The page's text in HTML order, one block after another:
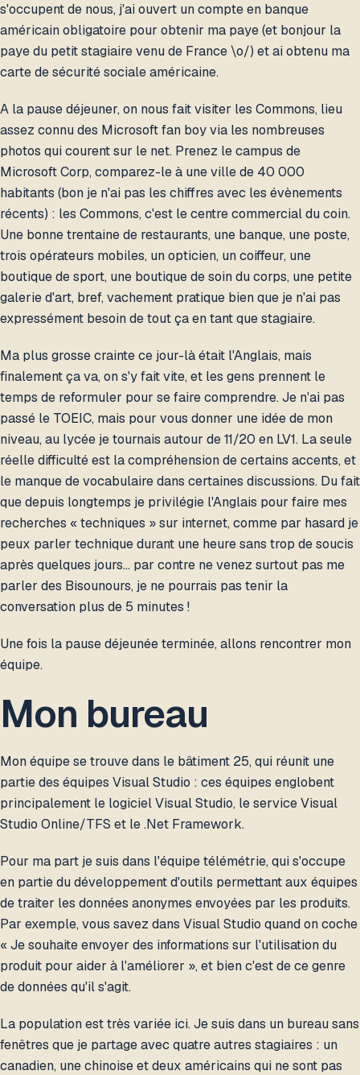
s'occupent de nous, j'ai ouvert un compte en banque
américain obligatoire pour obtenir ma paye (et bonjour la
paye du petit stagiaire venu de France \o/) et ai obtenu ma
carte de sécurité sociale américaine.
A la pause déjeuner, on nous fait visiter les Commons, lieu
assez connu des Microsoft fan boy via les nombreuses
photos qui courent sur le net. Prenez le campus de
Microsoft Corp, comparez-le à une ville de 40 000
habitants (bon je n'ai pas les chiffres avec les évènements
récents) : les Commons, c'est le centre commercial du coin.
Une bonne trentaine de restaurants, une banque, une poste,
trois opérateurs mobiles, un opticien, un coiffeur, une
boutique de sport, une boutique de soin du corps, une petite
galerie d'art, bref, vachement pratique bien que je n'ai pas
expressément besoin de tout ça en tant que stagiaire.
Ma plus grosse crainte ce jour-là était l'Anglais, mais
finalement ça va, on s'y fait vite, et les gens prennent le
temps de reformuler pour se faire comprendre. Je n'ai pas
passé le TOEIC, mais pour vous donner une idée de mon
niveau, au lycée je tournais autour de 11/20 en LV1. La seule
réelle difficulté est la compréhension de certains accents, et
le manque de vocabulaire dans certaines discussions. Du fait
que depuis longtemps je privilégie l'Anglais pour faire mes
recherches « techniques » sur internet, comme par hasard je
peux parler technique durant une heure sans trop de soucis
après quelques jours… par contre ne venez surtout pas me
parler des Bisounours, je ne pourrais pas tenir la
conversation plus de 5 minutes !
Une fois la pause déjeunée terminée, allons rencontrer mon
équipe.
Mon bureau
Mon équipe se trouve dans le bâtiment 25, qui réunit une
partie des équipes Visual Studio : ces équipes englobent
principalement le logiciel Visual Studio, le service Visual
Studio Online/TFS et le .Net Framework.
Pour ma part je suis dans l'équipe télémétrie, qui s'occupe
en partie du développement d'outils permettant aux équipes
de traiter les données anonymes envoyées par les produits.
Par exemple, vous savez dans Visual Studio quand on coche
« Je souhaite envoyer des informations sur l'utilisation du
produit pour aider à l'améliorer », et bien c'est de ce genre
de données qu'il s'agit.
La population est très variée ici. Je suis dans un bureau sans
fenêtres que je partage avec quatre autres stagiaires : un
canadien, une chinoise et deux américains qui ne sont pas